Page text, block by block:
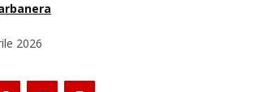
2026